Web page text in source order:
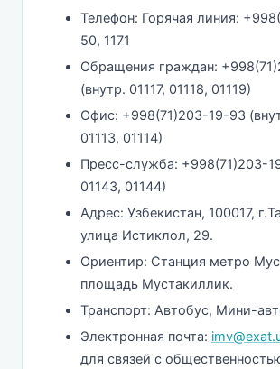
Телефон: Горячая линия:
50, 1171
Обращения граждан:
(внутр. 01117, 01118, 01119)
Офис: +998(71)203-19-93
01113, 01114)
Пресс-служба: +998(71)203-
01143, 01144)
Адрес: Узбекистан, 100017,
улица Истиклол, 29.
Ориентир: Станция метро
площадь Мустакиллик.
Транспорт: Автобус, Мини-
Электронная почта:
для связей с